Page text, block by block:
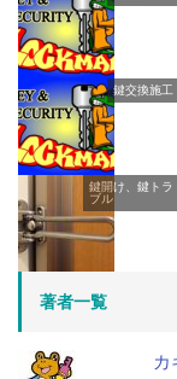
鍵交換施工
鍵開け、鍵トラ
ブル
著者一覧
カ